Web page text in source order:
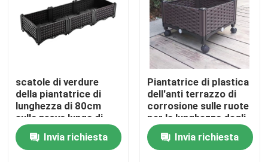
Piantatrice di plastica sulle ruote
Piantatrici alzate di plastica sulle gambe
Scatola di plastica elevata della piantatrice
Accessori della scatola della piantatrice
scatole di verdure
della piantatrice di
lunghezza di 80cm
sulla prova lunga di
plastica del
lepidottero della
scatola della
Invia richiesta
Piantatrice di plastica
dell'anti terrazzo di
corrosione sulle ruote
per la lunghezza degli
alberi da frutto 40cm
Invia richiesta